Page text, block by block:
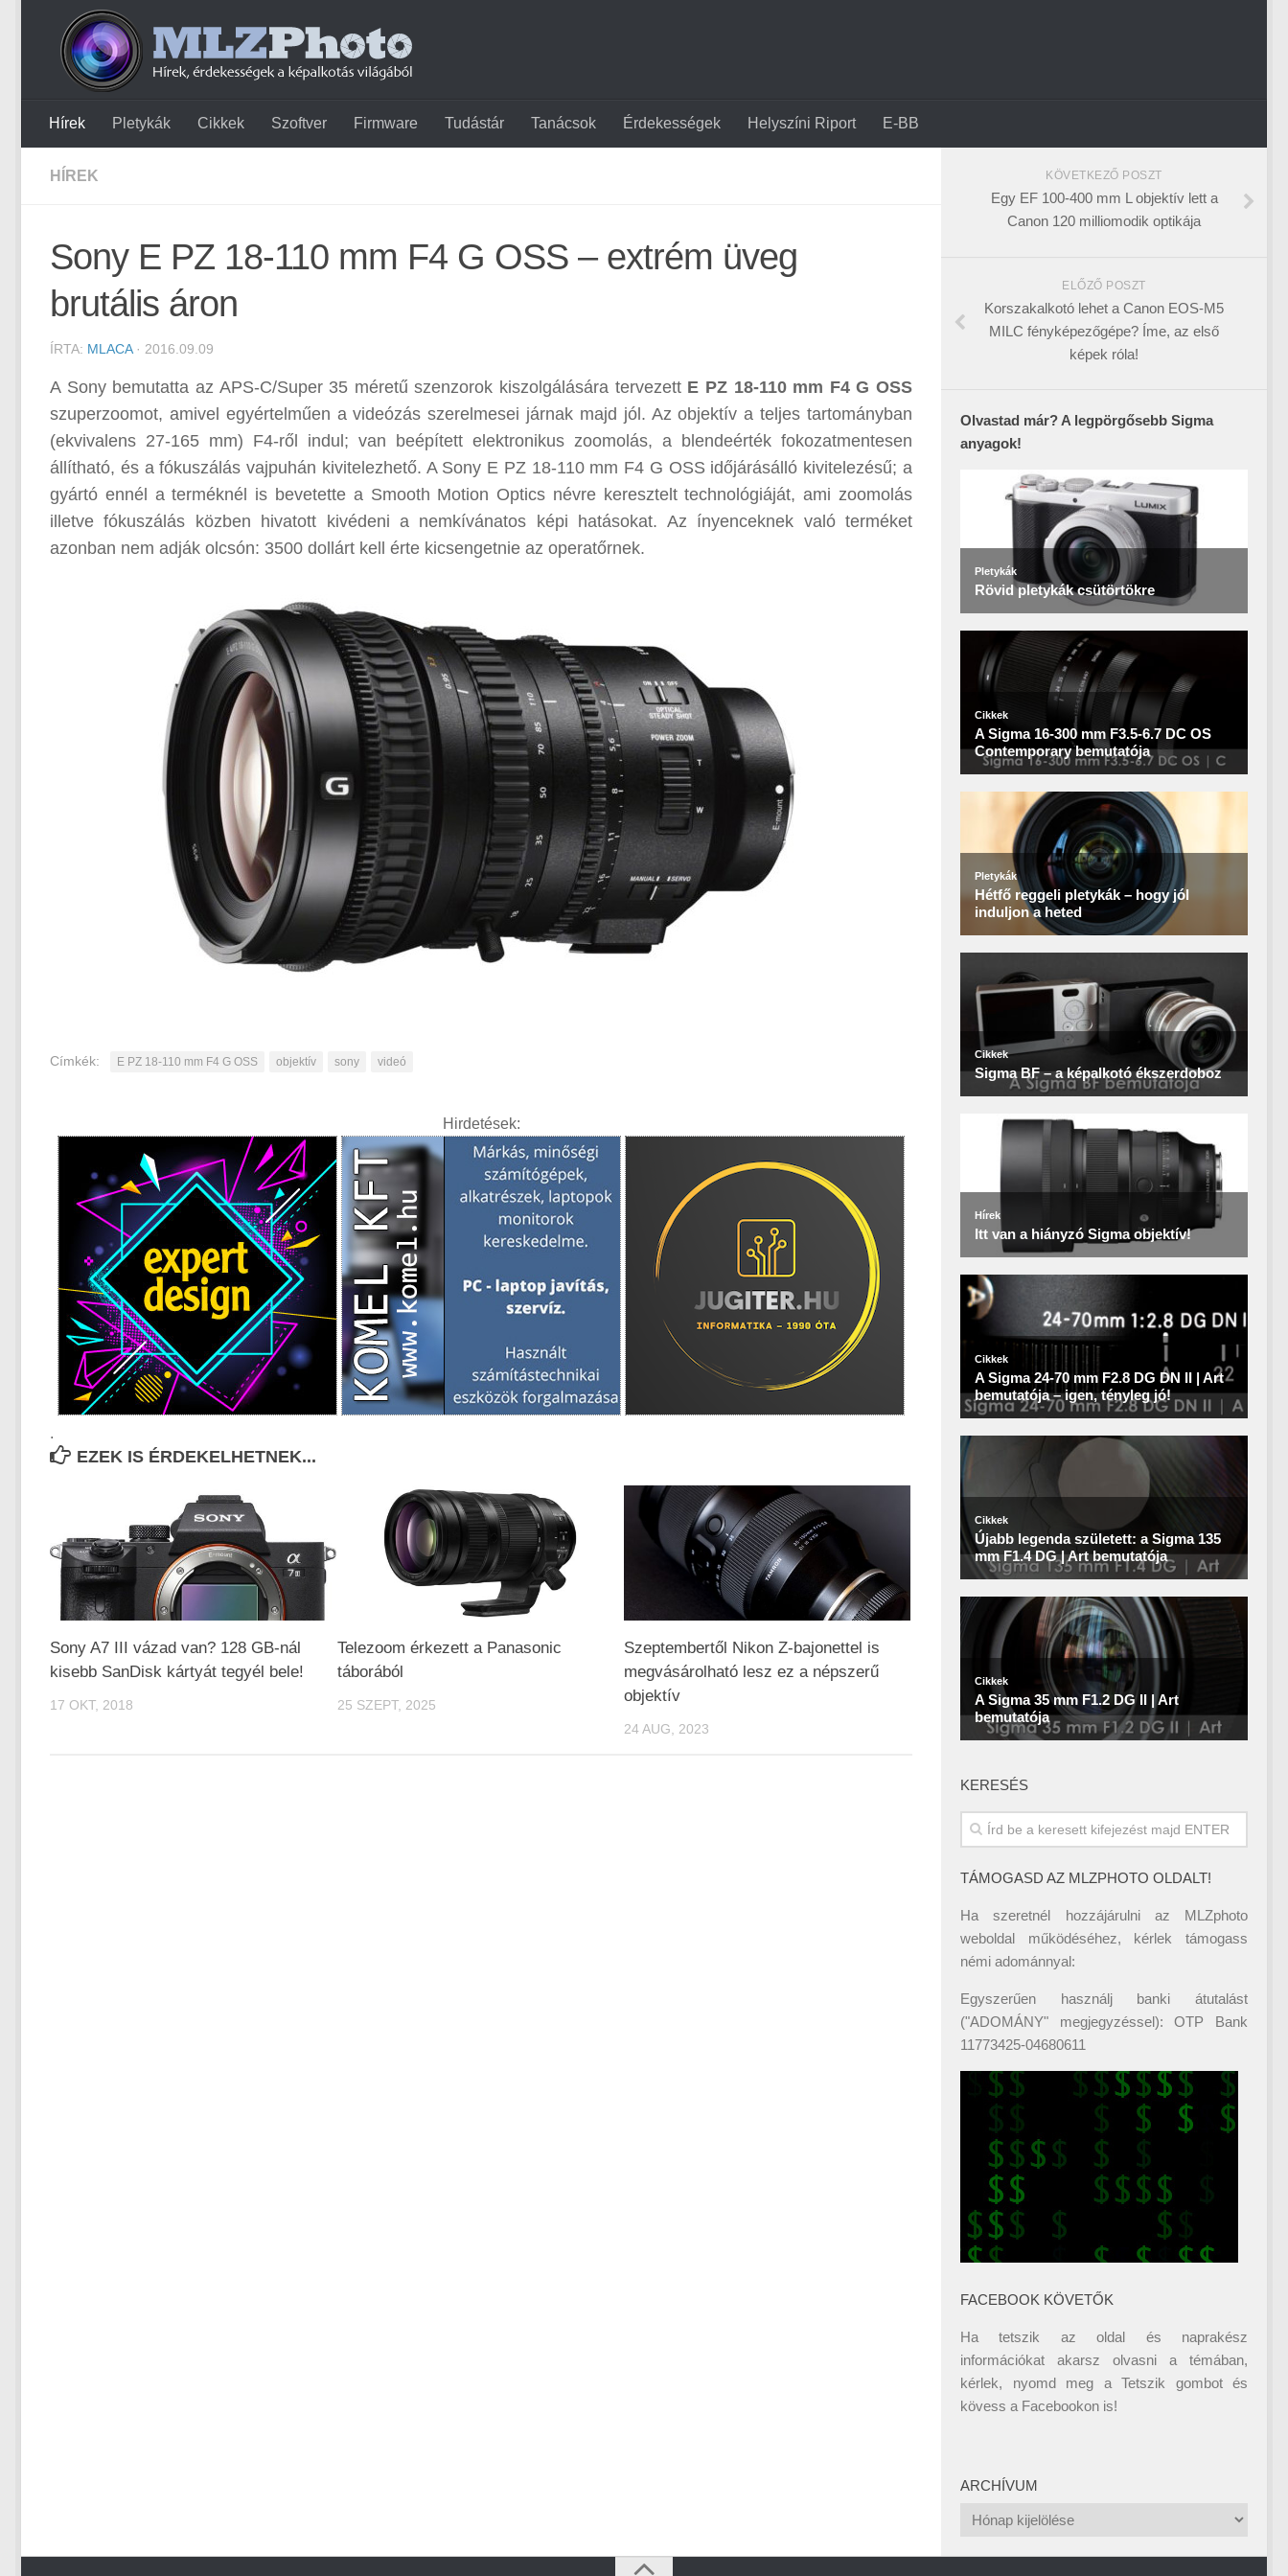
Hírek Pletykák Cikkek Szoftver Firmware Tudástár Tanácsok Érdekességek Helyszíni Riport E-BB
HÍREK
Sony E PZ 18-110 mm F4 G OSS – extrém üveg
brutális áron
ÍRTA: MLACA· 2016.09.09
A Sony bemutatta az APS-C/Super 35 méretű szenzorok kiszolgálására tervezett E PZ 18-110 mm F4 G OSS
szuperzoomot, amivel egyértelműen a videózás szerelmesei járnak majd jól. Az objektív a teljes tartományban
(ekvivalens 27-165 mm) F4-ről indul; van beépített elektronikus zoomolás, a blendeérték fokozatmentesen
állítható, és a fókuszálás vajpuhán kivitelezhető. A Sony E PZ 18-110 mm F4 G OSS időjárásálló kivitelezésű; a
gyártó ennél a terméknél is bevetette a Smooth Motion Optics névre keresztelt technológiáját, ami zoomolás
illetve fókuszálás közben hivatott kivédeni a nemkívánatos képi hatásokat. Az ínyenceknek való terméket
azonban nem adják olcsón: 3500 dollárt kell érte kicsengetnie az operatőrnek.
Címkék: E PZ 18-110 mm F4 G OSS objektív sony videó
Hirdetések:
.
EZEK IS ÉRDEKELHETNEK...
Sony A7 III vázad van? 128 GB-nál
kisebb SanDisk kártyát tegyél bele!
17 OKT, 2018
Telezoom érkezett a Panasonic
táborából
25 SZEPT, 2025
Szeptembertől Nikon Z-bajonettel is
megvásárolható lesz ez a népszerű
objektív
24 AUG, 2023
KÖVETKEZŐ POSZT
Egy EF 100-400 mm L objektív lett a
Canon 120 milliomodik optikája
ELŐZŐ POSZT
Korszakalkotó lehet a Canon EOS-M5
MILC fényképezőgépe? Íme, az első
képek róla!
Olvastad már? A legpörgősebb Sigma
anyagok!
KERESÉS
TÁMOGASD AZ MLZPHOTO OLDALT!
Ha szeretnél hozzájárulni az MLZphoto
weboldal működéséhez, kérlek támogass
némi adománnyal:
Egyszerűen használj banki átutalást
("ADOMÁNY" megjegyzéssel): OTP Bank
11773425-04680611
FACEBOOK KÖVETŐK
Ha tetszik az oldal és naprakész
információkat akarsz olvasni a témában,
kérlek, nyomd meg a Tetszik gombot és
kövess a Facebookon is!
ARCHÍVUM
Archívum